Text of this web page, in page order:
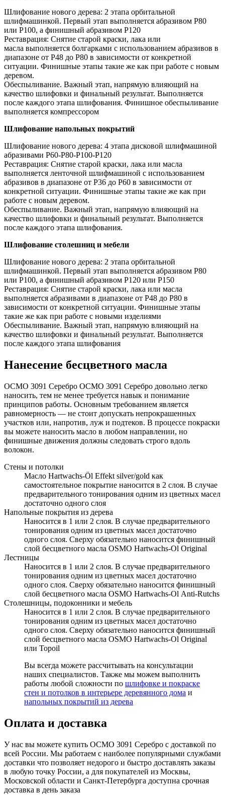
Шлифование нового дерева: 2 этапа орбитальной
шлифмашинкой. Первый этап выполняется абразивом Р80
или Р100, а финишный абразивом P120
Реставрация: Снятие старой краски, лака или
масла выполняется болгарками с использованием абразивов в
диапазоне от P48 до P80 в зависимости от конкретной
ситуации. Финишные этапы такие же как при работе с новым
деревом.
Обеспыливание. Важный этап, напрямую влияющий на
качество шлифовки и финальный результат. Выполняется
после каждого этапа шлифования. Финишное обеспыливание
выполняется компрессором
Шлифование напольных покрытий
Шлифование нового дерева: 4 этапа дисковой шлифмашиной
абразивами Р60-Р80-Р100-Р120
Реставрация: Снятие старой краски, лака или масла
выполняется ленточной шлифмашиной с использованием
абразивов в диапазоне от P36 до P60 в зависимости от
конкретной ситуации. Финишные этапы такие же как при
работе с новым деревом.
Обеспыливание. Важный этап, напрямую влияющий на
качество шлифовки и финальный результат. Выполняется
после каждого этапа шлифования.
Шлифование столешниц и мебели
Шлифование нового дерева: 2 этапа орбитальной
шлифмашинкой. Первый этап выполняется абразивом Р80
или Р100, а финишный абразивом P120 или Р150
Реставрация: Снятие старой краски, лака или масла
выполняется абразивами в диапазоне от P48 до P80 в
зависимости от конкретной ситуации. Финишные этапы
такие же как при работе с новыми изделиями
Обеспыливание. Важный этап, напрямую влияющий на
качество шлифовки и финальный результат. Выполняется
после каждого этапа шлифования
Нанесение бесцветного масла
ОСМО 3091 Серебро ОСМО 3091 Серебро довольно легко
наносить, тем не менее требуется навык и понимание
принципов работы. Основным требованием является
равномерность — не стоит допускать непрокрашенных
участков или, напротив, луж и подтеков. В процессе покраски
вы можете наносить масло в любом направлении, но
финишные движения должны следовать строго вдоль
волокон.
Стены и потолки
Масло Hartwachs-Öl Effekt silver/gold как
самостоятельное покрытие наносится в 2 слоя. В случае
предварительного тонирования одним из цветных масел
достаточно одного слоя
Напольные покрытия из дерева
Наносится в 1 или 2 слоя. В случае предварительного
тонирования одним из цветных масел достаточно
одного слоя. Сверху обязательно наносится финишный
слой бесцветного масла OSMO Hartwachs-Ol Original
Лестницы
Наносится в 1 или 2 слоя. В случае предварительного
тонирования одним из цветных масел достаточно
одного слоя. Сверху обязательно наносится финишный
слой бесцветного масла OSMO Hartwachs-Ol Аnti-Rutchs
Столешницы, подоконники и мебель
Наносится в 1 или 2 слоя. В случае предварительного
тонирования одним из цветных масел достаточно
одного слоя. Сверху обязательно наносится финишный
слой бесцветного масла OSMO Hartwachs-Ol Original
или Topoil
Вы всегда можете рассчитывать на консультации
наших специалистов. Также мы можем выполнить
работы любой сложности по шлифовке и покраске
стен и потолков в интерьере деревянного дома и
напольных покрытий из дерева
Оплата и доставка
У нас вы можете купить ОСМО 3091 Серебро с доставкой по
всей России. Мы работаем с наиболее популярными службами
доставки что позволяет недорого и быстро доставлять заказы
в любую точку России, а для покупателей из Москвы,
Московской области и Санкт-Петербурга доступна срочная
доставка в день заказа